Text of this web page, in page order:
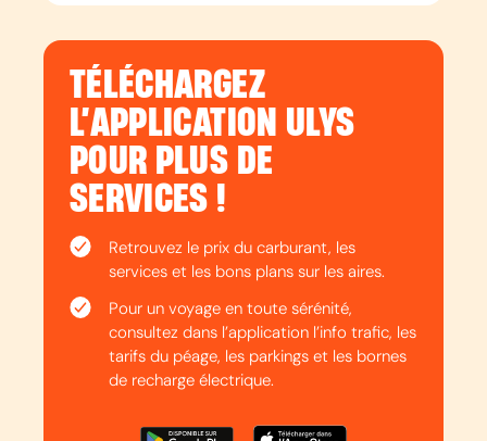
TÉLÉCHARGEZ
L’APPLICATION ULYS
POUR PLUS DE
SERVICES !
Retrouvez le prix du carburant, les
services et les bons plans sur les aires.
Pour un voyage en toute sérénité,
consultez dans l’application l’info trafic, les
tarifs du péage, les parkings et les bornes
de recharge électrique.